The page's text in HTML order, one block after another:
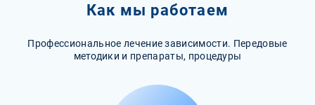
Как мы работаем
Профессиональное лечение зависимости. Передовые
методики и препараты, процедуры